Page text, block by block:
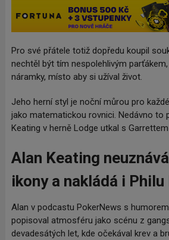
Pro své přátele totiž dopředu koupil
nechtěl být tím nespolehlivým
náramky, místo aby si užíval život.
Jeho herní styl je noční můrou pro
jako matematickou rovnici. Nedávno to
Keating v herně Lodge utkal s
Alan Keating
ikony a nakládá i
Alan v podcastu PokerNews s
popisoval atmosféru jako scénu z
devadesátých let, kde očekával krev a